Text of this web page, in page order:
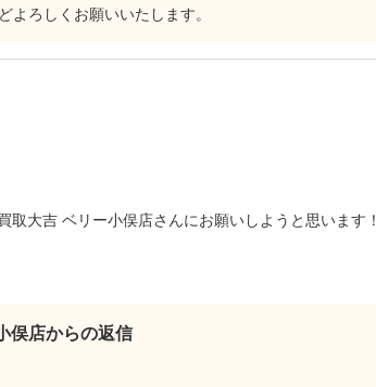
よろしくお願いいたします。
大吉 ベリー小俣店さんにお願いしようと思います！
俣店からの返信